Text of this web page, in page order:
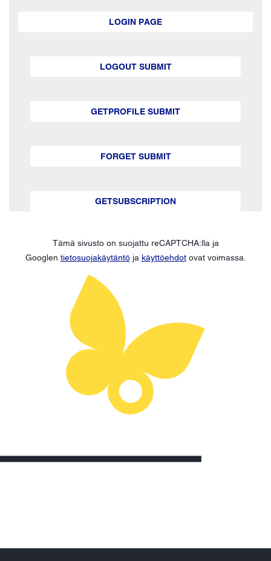
LOGIN PAGE
LOGOUT SUBMIT
GETPROFILE SUBMIT
FORGET SUBMIT
GETSUBSCRIPTION
Tämä sivusto on suojattu reCAPTCHA:lla ja
Googlen tietosuojakäytäntöja käyttöehdotovat voimassa.